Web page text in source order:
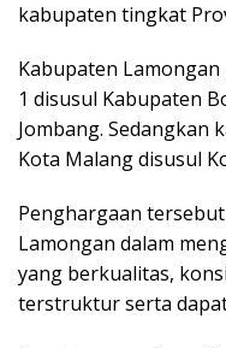
kabupaten tingkat
Kabupaten
1 disusul Kabupaten
Jombang. Sedangkan
Kota Malang disusul
Penghargaan
Lamongan dalam
yang berkualitas,
terstruktur serta